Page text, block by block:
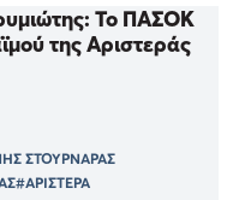
Το ΠΑΣΟΚ
της Αριστεράς
ΣΤΟΥΡΝΑΡΑΣ
#ΑΡΙΣΤΕΡΑ